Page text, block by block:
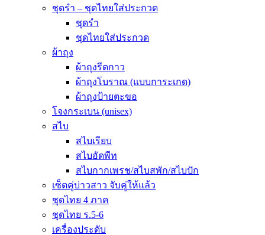
ชุดรำ – ชุดไทยใส่ประกวด
ชุดรำ
ชุดไทยใส่ประกวด
ผ้าถุง
ผ้าถุงรีดกาว
ผ้าถุงโบราณ (แบบการะเกด)
ผ้าถุงป้ายตะขอ
โจงกระเบน (unisex)
สไบ
สไบเรียบ
สไบอัดพีท
สไบกากเพรช/สไบสพัก/สไบปัก
เซ็ตคู่บ่าวสาว จับคู่ให้แล้ว
ชุดไทย 4 ภาค
ชุดไทย ร.5-6
เครื่องประดับ